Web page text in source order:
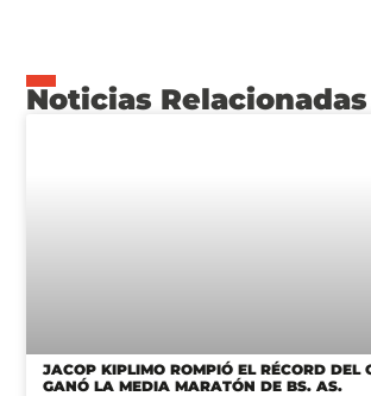
Noticias Relacionadas
JACOP KIPLIMO ROMPIÓ EL RÉCORD DEL
GANÓ LA MEDIA MARATÓN DE BS. AS.